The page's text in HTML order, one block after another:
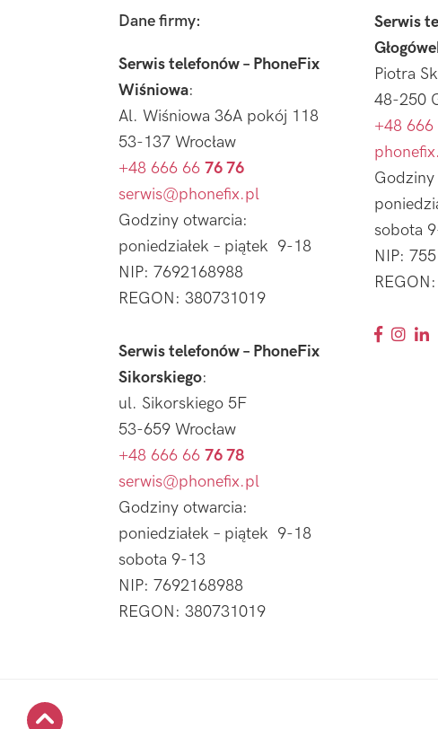
Dane firmy:
Serwis telefonów – PhoneFix
Wiśniowa:
Al. Wiśniowa 36A pokój 118
53-137 Wrocław
+48 666 66 76 76
serwis@phonefix.pl
Godziny otwarcia:
poniedziałek – piątek 9-18
NIP: 7692168988
REGON: 380731019
Serwis telefonów – PhoneFix
Sikorskiego:
ul. Sikorskiego 5F
53-659 Wrocław
+48 666 66 76 78
serwis@phonefix.pl
Godziny otwarcia:
poniedziałek – piątek 9-18
sobota 9-13
NIP: 7692168988
REGON: 380731019
Serwis
Piotra
48-250
+48 666
Godziny
sobota
NIP: